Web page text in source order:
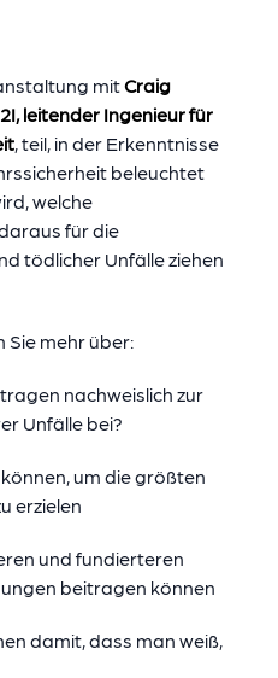
mitCraig
leitender Ingenieur für
, teil, in der Erkenntnisse
beleuchtet
welche
für die
tödlicher Unfälle ziehen
Sie mehr über:
nachweislich zur
Unfälle bei?
um die größten
erzielen
und fundierteren
beitragen können
damit, dass man weiß,